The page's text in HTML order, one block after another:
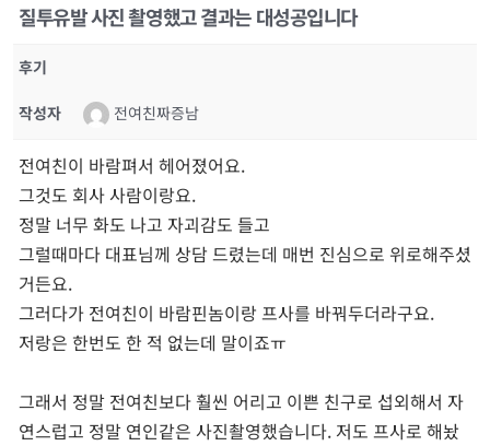
질투유발 사진 촬영했고 결과는 대성공입니다
후기
작성자 전여친짜증남
전여친이 바람펴서 헤어졌어요.
그것도 회사 사람이랑요.
정말 너무 화도 나고 자괴감도 들고
그럴때마다 대표님께 상담 드렸는데 매번 진심으로 위로해주셨
거든요.
그러다가 전여친이 바람핀놈이랑 프사를 바꿔두더라구요.
저랑은 한번도 한 적 없는데 말이죠ㅠ
그래서 정말 전여친보다 훨씬 어리고 이쁜 친구로 섭외해서 자
연스럽고 정말 연인같은 사진촬영했습니다. 저도 프사로 해놨